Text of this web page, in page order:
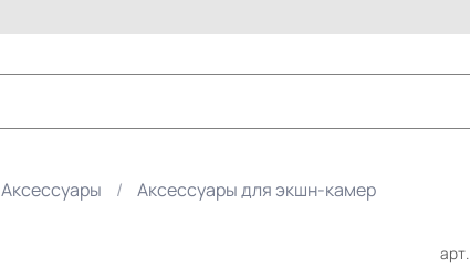
Аксессуары Аксессуары для экшн-камер
арт.